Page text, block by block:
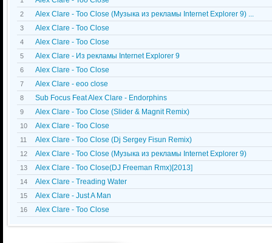
2 Alex Clare - Too Close (Музыка из рекламы Internet Explorer 9) ...
3 Alex Clare - Too Close
4 Alex Clare - Too Close
5 Alex Clare - Из рекламы Internet Explorer 9
6 Alex Clare - Too Close
7 Alex Clare - еoo сlose
8 Sub Focus Feat Alex Clare - Endorphins
9 Alex Clare - Too Close (Slider & Magnit Remix)
10 Alex Clare - Too Close
11 Alex Clare - Too Close (Dj Sergey Fisun Remix)
12 Alex Clare - Too Close (Музыка из рекламы Internet Explorer 9)
13 Alex Clare - Too Close(DJ Freeman Rmx)[2013]
14 Alex Clare - Treading Water
15 Alex Clare - Just A Man
16 Alex Clare - Too Close